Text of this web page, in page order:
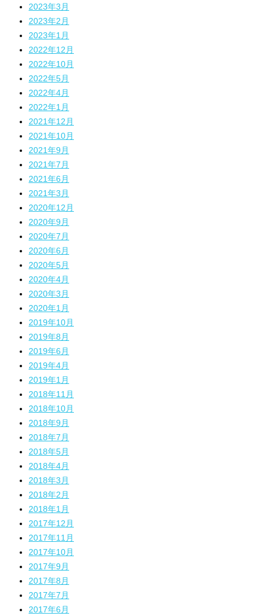
2023年3月
2023年2月
2023年1月
2022年12月
2022年10月
2022年5月
2022年4月
2022年1月
2021年12月
2021年10月
2021年9月
2021年7月
2021年6月
2021年3月
2020年12月
2020年9月
2020年7月
2020年6月
2020年5月
2020年4月
2020年3月
2020年1月
2019年10月
2019年8月
2019年6月
2019年4月
2019年1月
2018年11月
2018年10月
2018年9月
2018年7月
2018年5月
2018年4月
2018年3月
2018年2月
2018年1月
2017年12月
2017年11月
2017年10月
2017年9月
2017年8月
2017年7月
2017年6月